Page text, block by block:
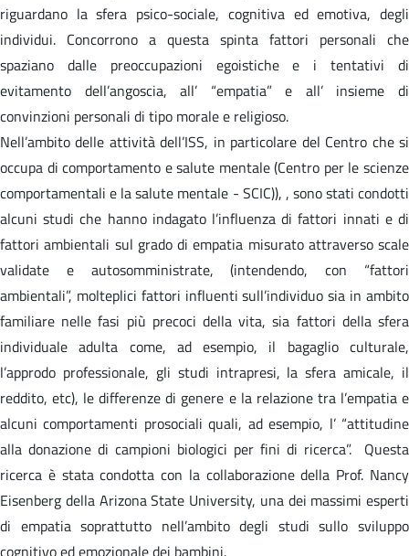
riguardano la sfera psico-sociale, cognitiva ed emotiva, degli
individui. Concorrono a questa spinta fattori personali che
spaziano dalle preoccupazioni egoistiche e i tentativi di
evitamento dell’angoscia, all’ “empatia” e all’ insieme di
convinzioni personali di tipo morale e religioso.
Nell’ambito delle attività dell’ISS, in particolare del Centro che si
occupa di comportamento e salute mentale (Centro per le scienze
comportamentali e la salute mentale - SCIC)), , sono stati condotti
alcuni studi che hanno indagato l’influenza di fattori innati e di
fattori ambientali sul grado di empatia misurato attraverso scale
validate e autosomministrate, (intendendo, con “fattori
ambientali”, molteplici fattori influenti sull’individuo sia in ambito
familiare nelle fasi più precoci della vita, sia fattori della sfera
individuale adulta come, ad esempio, il bagaglio culturale,
l’approdo professionale, gli studi intrapresi, la sfera amicale, il
reddito, etc), le differenze di genere e la relazione tra l’empatia e
alcuni comportamenti prosociali quali, ad esempio, l’ “attitudine
alla donazione di campioni biologici per fini di ricerca”. Questa
ricerca è stata condotta con la collaborazione della Prof. Nancy
Eisenberg della Arizona State University, una dei massimi esperti
di empatia soprattutto nell’ambito degli studi sullo sviluppo
cognitivo ed emozionale dei bambini.